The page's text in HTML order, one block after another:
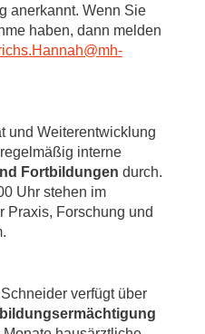
anerkannt. Wenn Sie
haben, dann melden
@mh-
und Weiterentwicklung
interne
Fortbildungen durch.
Uhr stehen im
Praxis, Forschung und
verfügt über